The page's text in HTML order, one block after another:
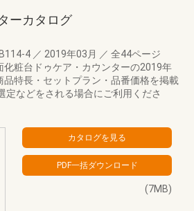
ーカタログ
4 ／ 2019年03月 ／ 全44ページ
化粧台ドゥケア・カウンターの2019年
品特長・セットプラン・品番価格を掲載
定などをされる場合にご利用くださ
(7MB)